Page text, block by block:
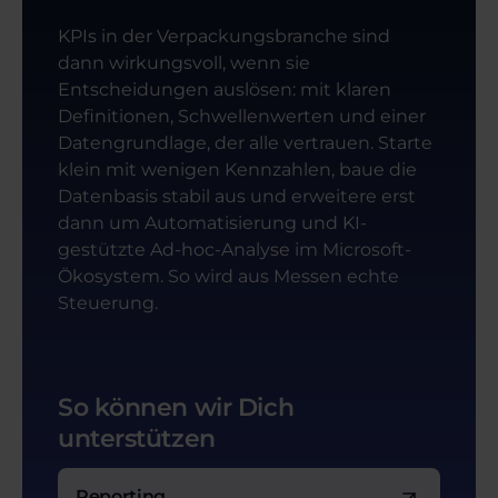
KPIs in der Verpackungsbranche sind
dann wirkungsvoll, wenn sie
Entscheidungen auslösen: mit klaren
Definitionen, Schwellenwerten und einer
Datengrundlage, der alle vertrauen. Starte
klein mit wenigen Kennzahlen, baue die
Datenbasis stabil aus und erweitere erst
dann um Automatisierung und KI-
gestützte Ad-hoc-Analyse im Microsoft-
Ökosystem. So wird aus Messen echte
Steuerung.
So können wir Dich
unterstützen